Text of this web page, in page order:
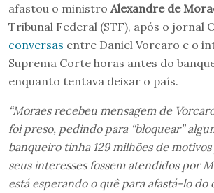
afastou o ministro Alexandre de
Tribunal Federal (STF), após o jornal
conversas entre Daniel Vorcaro e o
Suprema Corte horas antes do
enquanto tentava deixar o país.
“Moraes recebeu mensagem de
foi preso, pedindo para “bloquear”
banqueiro tinha 129 milhões de
seus interesses fossem atendidos por
está esperando o quê para afastá-lo do